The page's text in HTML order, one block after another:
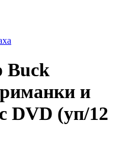
Buck
и
DVD (уп/12